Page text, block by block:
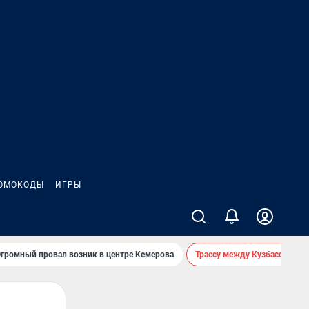
ИГРЫ
провал возник в центре Кемерова Трассу между Кузбассом и